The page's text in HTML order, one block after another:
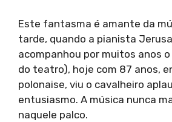
Este fantasma é amante da
tarde, quando a pianista
acompanhou por muitos anos
do teatro), hoje com 87 anos,
polonaise, viu o cavalheiro
entusiasmo. A música nunca
naquele palco.